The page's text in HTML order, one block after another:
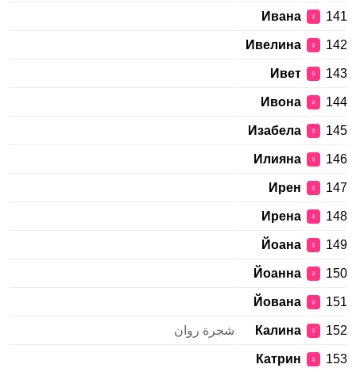
141
♀
Ивана
142
♀
Ивелина
143
♀
Ивет
144
♀
Ивона
145
♀
Изабела
146
♀
Илияна
147
♀
Ирен
148
♀
Ирена
149
♀
Йоана
150
♀
Йоанна
151
♀
Йована
152
♀
Калина شجرة روان
153
♀
Катрин